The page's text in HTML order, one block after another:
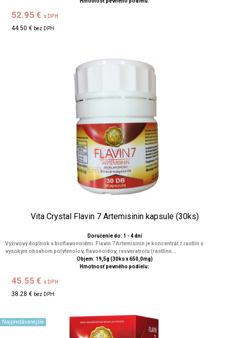
52.95 € s DPH
44.50 € bez DPH
Vita Crystal Flavin 7 Artemisinin kapsule (30ks)
Doručenie do: 1 - 4 dní
Výživový doplnok s bioflavonoidmi. Flavin 7 Artemisinin je koncentrát z rastlín s
vysokým obsahom polyfenolov, flavonoidov, resveratrolu (rastlinn...
Objem: 19,5g (30ks x 650,0mg)
Hmotnosť pevného podielu:
45.55 € s DPH
38.28 € bez DPH
Najpredávanejšie